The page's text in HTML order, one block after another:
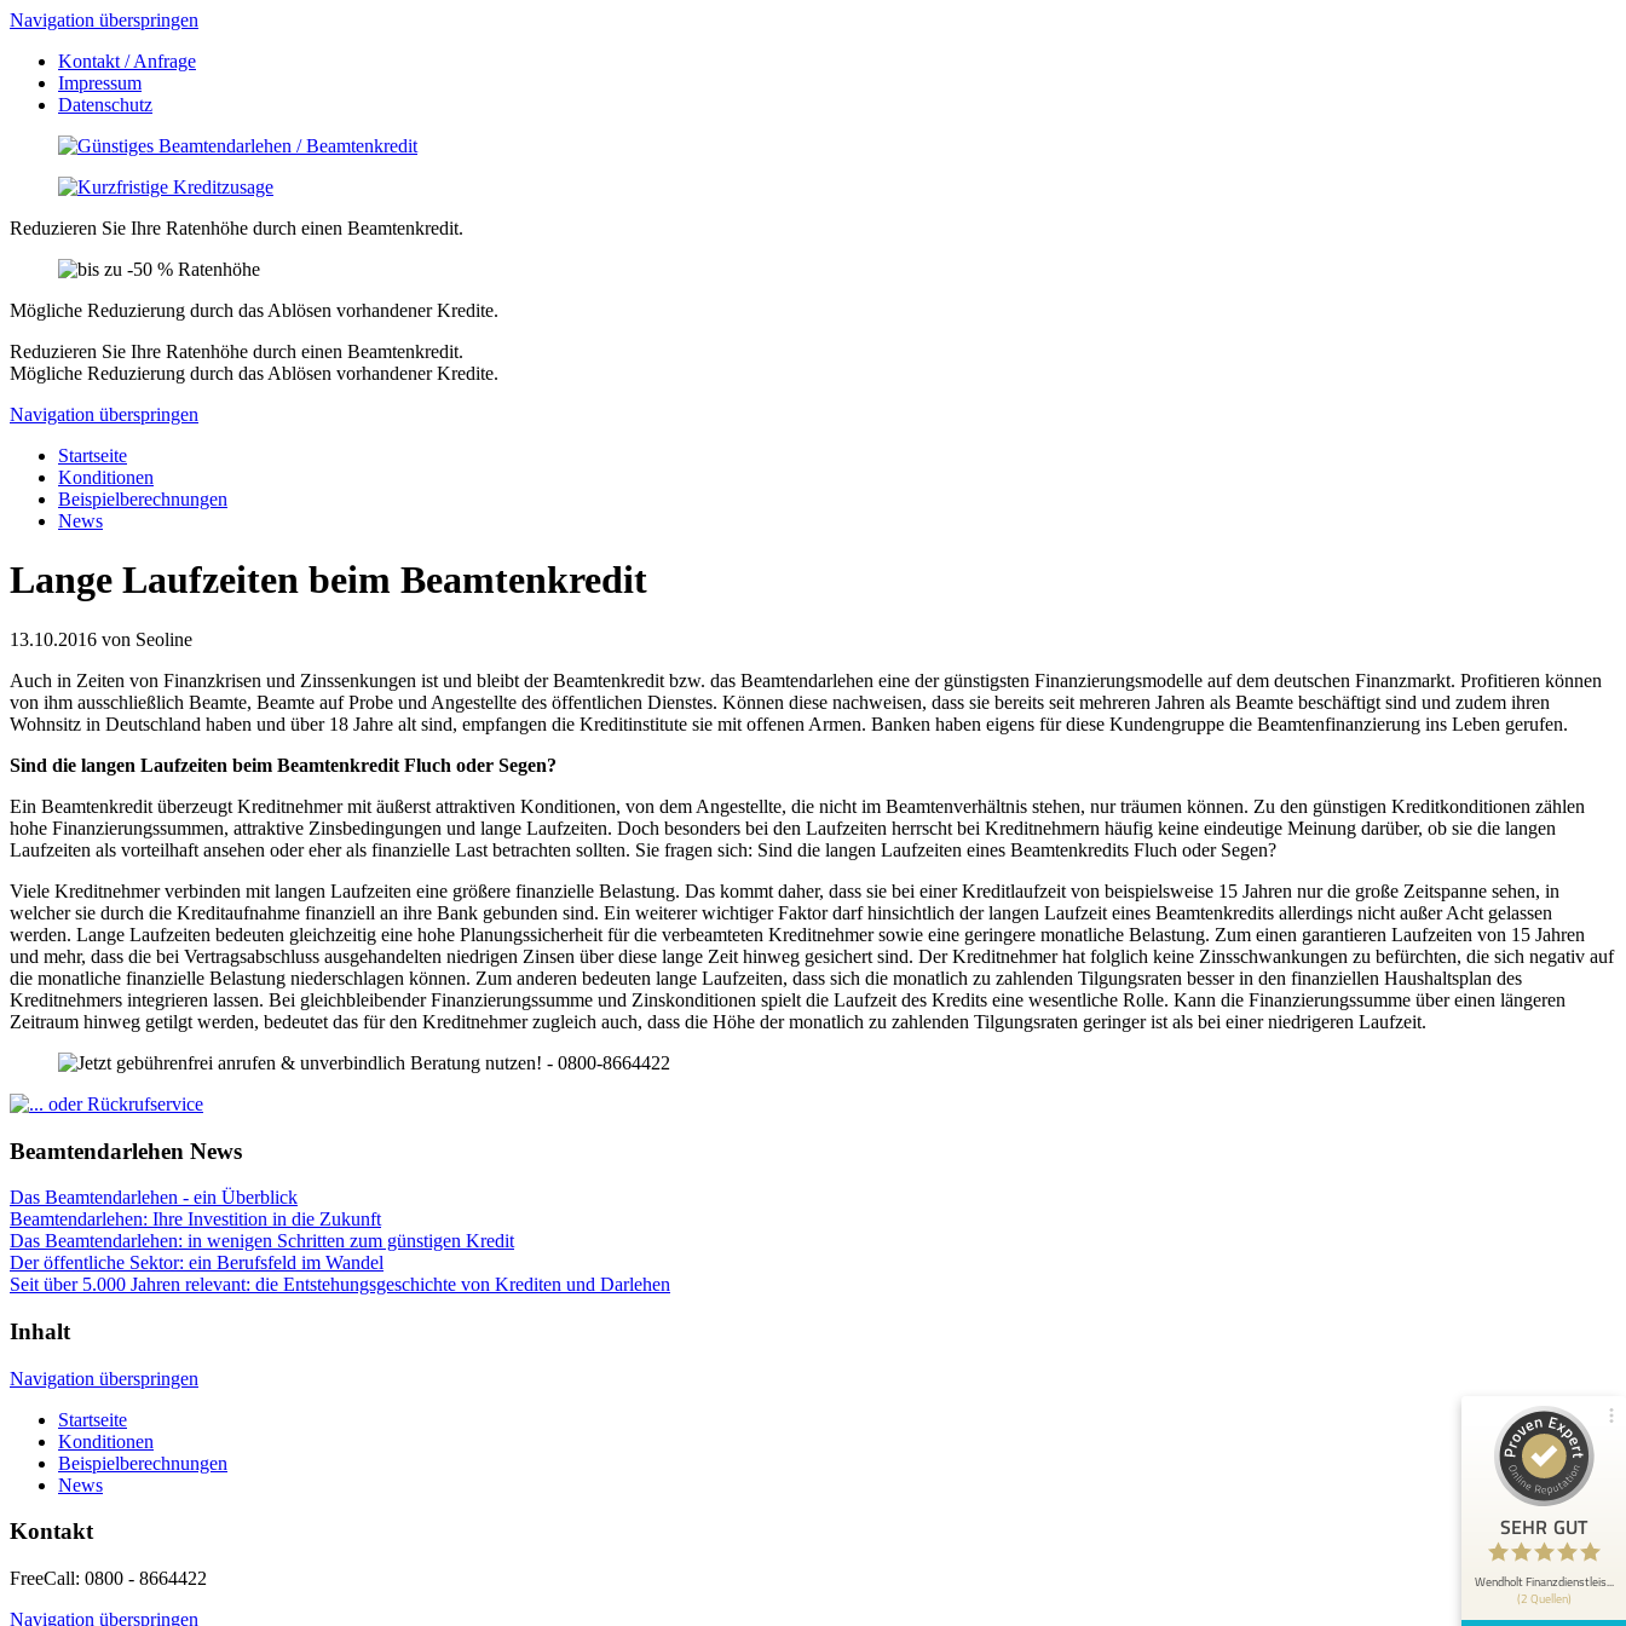
Navigation überspringen
Kontakt / Anfrage
Impressum
Datenschutz
Reduzieren Sie Ihre Ratenhöhe durch einen Beamtenkredit.
Mögliche Reduzierung durch das Ablösen vorhandener Kredite.
Reduzieren Sie Ihre Ratenhöhe durch einen Beamtenkredit.
Mögliche Reduzierung durch das Ablösen vorhandener Kredite.
Navigation überspringen
Startseite
Konditionen
Beispielberechnungen
News
Lange Laufzeiten beim Beamtenkredit
13.10.2016 von Seoline
Auch in Zeiten von Finanzkrisen und Zinssenkungen ist und bleibt der Beamtenkredit bzw. das Beamtendarlehen eine der günstigsten Finanzierungsmodelle auf dem deutschen Finanzmarkt. Profitieren können
von ihm ausschließlich Beamte, Beamte auf Probe und Angestellte des öffentlichen Dienstes. Können diese nachweisen, dass sie bereits seit mehreren Jahren als Beamte beschäftigt sind und zudem ihren
Wohnsitz in Deutschland haben und über 18 Jahre alt sind, empfangen die Kreditinstitute sie mit offenen Armen. Banken haben eigens für diese Kundengruppe die Beamtenfinanzierung ins Leben gerufen.
Sind die langen Laufzeiten beim Beamtenkredit Fluch oder Segen?
Ein Beamtenkredit überzeugt Kreditnehmer mit äußerst attraktiven Konditionen, von dem Angestellte, die nicht im Beamtenverhältnis stehen, nur träumen können. Zu den günstigen Kreditkonditionen zählen
hohe Finanzierungssummen, attraktive Zinsbedingungen und lange Laufzeiten. Doch besonders bei den Laufzeiten herrscht bei Kreditnehmern häufig keine eindeutige Meinung darüber, ob sie die langen
Laufzeiten als vorteilhaft ansehen oder eher als finanzielle Last betrachten sollten. Sie fragen sich: Sind die langen Laufzeiten eines Beamtenkredits Fluch oder Segen?
Viele Kreditnehmer verbinden mit langen Laufzeiten eine größere finanzielle Belastung. Das kommt daher, dass sie bei einer Kreditlaufzeit von beispielsweise 15 Jahren nur die große Zeitspanne sehen, in
welcher sie durch die Kreditaufnahme finanziell an ihre Bank gebunden sind. Ein weiterer wichtiger Faktor darf hinsichtlich der langen Laufzeit eines Beamtenkredits allerdings nicht außer Acht gelassen
werden. Lange Laufzeiten bedeuten gleichzeitig eine hohe Planungssicherheit für die verbeamteten Kreditnehmer sowie eine geringere monatliche Belastung. Zum einen garantieren Laufzeiten von 15 Jahren
und mehr, dass die bei Vertragsabschluss ausgehandelten niedrigen Zinsen über diese lange Zeit hinweg gesichert sind. Der Kreditnehmer hat folglich keine Zinsschwankungen zu befürchten, die sich negativ auf
die monatliche finanzielle Belastung niederschlagen können. Zum anderen bedeuten lange Laufzeiten, dass sich die monatlich zu zahlenden Tilgungsraten besser in den finanziellen Haushaltsplan des
Kreditnehmers integrieren lassen. Bei gleichbleibender Finanzierungssumme und Zinskonditionen spielt die Laufzeit des Kredits eine wesentliche Rolle. Kann die Finanzierungssumme über einen längeren
Zeitraum hinweg getilgt werden, bedeutet das für den Kreditnehmer zugleich auch, dass die Höhe der monatlich zu zahlenden Tilgungsraten geringer ist als bei einer niedrigeren Laufzeit.
Beamtendarlehen News
Das Beamtendarlehen - ein Überblick
Beamtendarlehen: Ihre Investition in die Zukunft
Das Beamtendarlehen: in wenigen Schritten zum günstigen Kredit
Der öffentliche Sektor: ein Berufsfeld im Wandel
Seit über 5.000 Jahren relevant: die Entstehungsgeschichte von Krediten und Darlehen
Inhalt
Navigation überspringen
Startseite
Konditionen
Beispielberechnungen
News
Kontakt
FreeCall: 0800 - 8664422
Navigation überspringen
SEHR GUT
Wendholt Finanzdienstleis...
(2 Quellen)
Blick aufs ProvenExpert-Profil werfen
Ansgar E.
Schnelle Auszahlung und freundlicher Kontakt